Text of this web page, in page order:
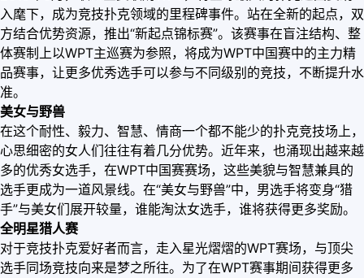
入麾下，成为竞技扑克领域的里程碑事件。站在全新的起点，双
方结合优势资源，推出“新起点锦标赛”。该赛事在盲注结构、整
体赛制上以WPT主巡赛为参照，将成为WPT中国赛中的主力精
品赛事，让更多优秀选手可以参与不同级别的竞技，不断提升水
准。
美女与野兽
在这个耐性、毅力、智慧、情商一个都不能少的扑克竞技场上，
心思细密的女人们往往有着几分优势。近年来，也涌现出越来越
多的优秀女选手，在WPT中国赛赛场，这些美貌与智慧兼具的
选手更成为一道风景线。在“美女与野兽”中，男选手将变身“猎
手”与美女们展开较量，谁能淘汰女选手，谁将获得更多奖励。
全明星猎人赛
对于竞技扑克爱好者而言，走入星光熠熠的WPT赛场，与顶尖
选手同场竞技向来是梦之所往。为了在WPT赛事期间获得更多